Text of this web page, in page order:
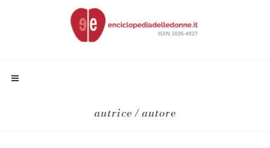
autrice / autore